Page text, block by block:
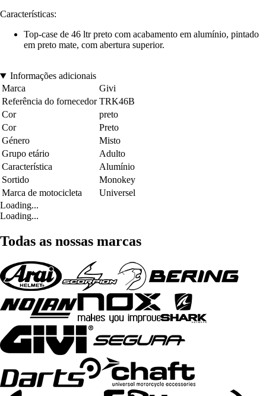
Características:
Top-case de 46 ltr preto com acabamento em alumínio, pintado
em preto mate, com abertura superior.
Informações adicionais
Marca
Givi
Referência do fornecedor TRK46B
Cor
preto
Cor
Preto
Género
Misto
Grupo etário
Adulto
Característica
Alumínio
Sortido
Monokey
Marca de motocicleta
Universel
Loading...
Loading...
Todas as nossas marcas